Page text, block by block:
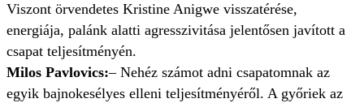
Viszont örvendetes Kristine Anigwe visszatérése,
energiája, palánk alatti agresszivitása jelentősen javított a
csapat teljesítményén.
Milos Pavlovics:– Nehéz számot adni csapatomnak az
egyik bajnokesélyes elleni teljesítményéről. A győriek az